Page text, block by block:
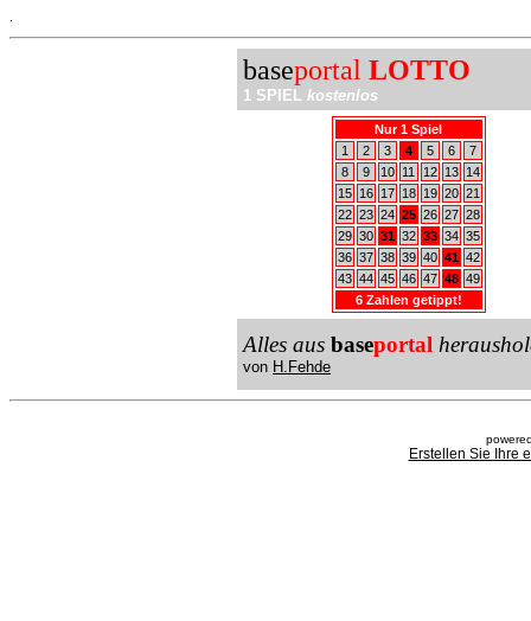
baseportal LOTTO
1 SPIEL kostenlos
Nur 1 Spiel
1
2 3 4 5 6
7
8
9 10 11 12 13
14
15
16 17 18 19 20 21
22 23 24 25 26 27 28
29 30 31 32 33 34 35
36 37 38 39 40 41 42
43 44 45 46 47 48 49
6 Zahlen getippt!
Alles aus baseportal
von H.Fehde
Erstellen Sie Ihre